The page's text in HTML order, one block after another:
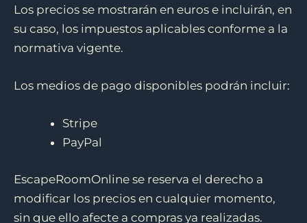
Los precios se mostrarán en euros e incluirán, en
su caso, los impuestos aplicables conforme a la
normativa vigente.
Los medios de pago disponibles podrán incluir:
Stripe
PayPal
EscapeRoomOnline se reserva el derecho a
modificar los precios en cualquier momento,
sin que ello afecte a compras ya realizadas.